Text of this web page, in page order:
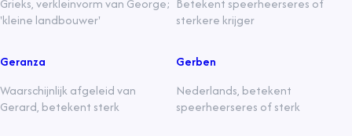
Grieks, verkleinvorm van George;
'kleine landbouwer'
Betekent speerheerseres of
sterkere krijger
Geranza
Waarschijnlijk afgeleid van
Gerard, betekent sterk
Gerben
Nederlands, betekent
speerheerseres of sterk